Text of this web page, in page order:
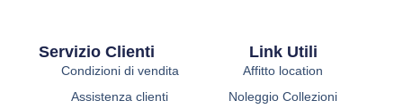
Link Utili
Affitto location
Noleggio Collezioni
Servizio Clienti
Condizioni di vendita
Assistenza clienti